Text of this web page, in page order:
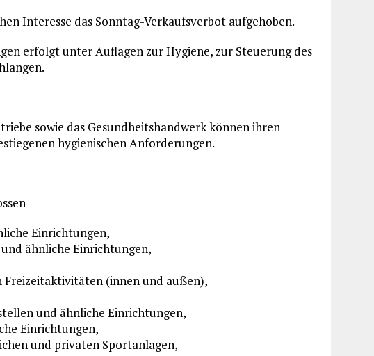
Interesse das Sonntag-Verkaufsverbot aufgehoben.
erfolgt unter Auflagen zur Hygiene, zur Steuerung des
sowie das Gesundheitshandwerk können ihren
hygienischen Anforderungen.
Einrichtungen,
ähnliche Einrichtungen,
Freizeitaktivitäten (innen und außen),
und ähnliche Einrichtungen,
Einrichtungen,
und privaten Sportanlagen,